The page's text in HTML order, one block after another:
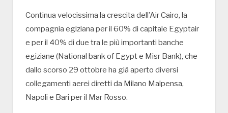
Continua velocissima la crescita dell’Air Cairo, la
compagnia egiziana per il 60% di capitale Egyptair
e per il 40% di due tra le più importanti banche
egiziane (National bank of Egypt e Misr Bank), che
dallo scorso 29 ottobre ha già aperto diversi
collegamenti aerei diretti da Milano Malpensa,
Napoli e Bari per il Mar Rosso.